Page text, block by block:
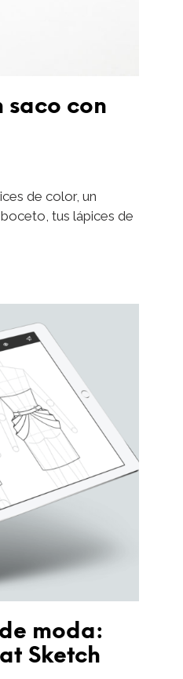
saco con
de color, un
tus lápices de
moda:
Sketch